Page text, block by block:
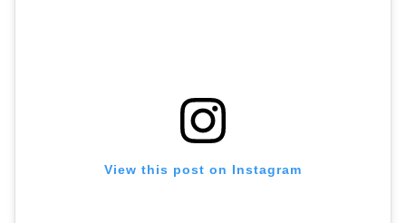
View this post on Instagram